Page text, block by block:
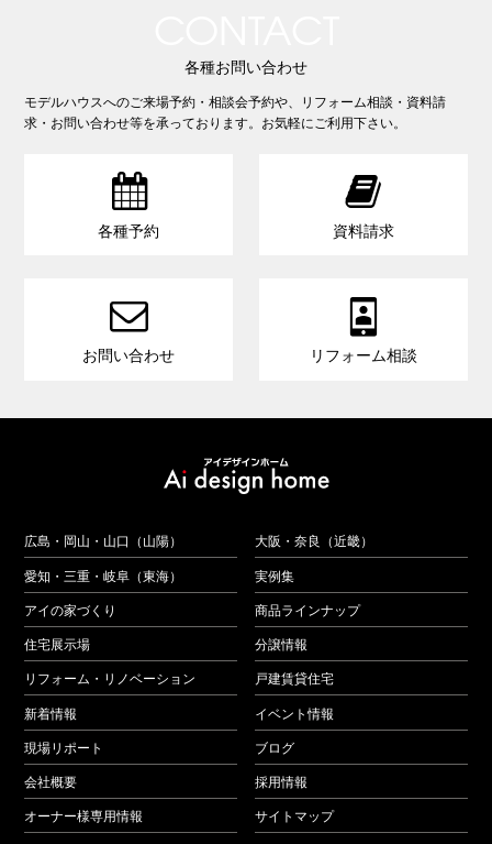
各種お問い合わせ
モデルハウスへのご来場予約・相談会予約や、リフォーム相談・資料請
求・お問い合わせ等を承っております。お気軽にご利用下さい。

各種予約

資料請求

お問い合わせ

リフォーム相談
広島・岡山・山口（山陽） 大阪・奈良（近畿）
愛知・三重・岐阜（東海） 実例集
アイの家づくり 商品ラインナップ
住宅展示場 分譲情報
リフォーム・リノベーション 戸建賃貸住宅
新着情報 イベント情報
現場リポート ブログ
会社概要 採用情報
オーナー様専用情報 サイトマップ